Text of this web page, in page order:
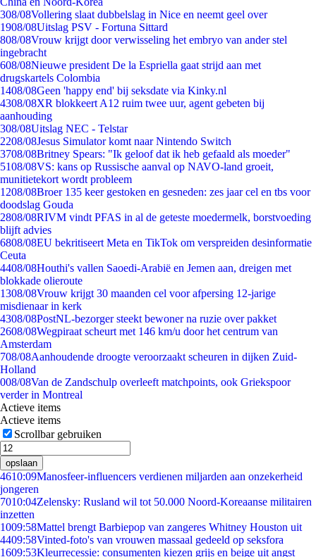
308/08Vollering slaat dubbelslag in Nice en neemt geel over
1908/08Uitslag PSV - Fortuna Sittard
808/08Vrouw krijgt door verwisseling het embryo van ander stel
ingebracht
608/08Nieuwe president De la Espriella gaat strijd aan met
drugskartels Colombia
1408/08Geen 'happy end' bij seksdate via Kinky.nl
4308/08XR blokkeert A12 ruim twee uur, agent gebeten bij
aanhouding
308/08Uitslag NEC - Telstar
2208/08Jesus Simulator komt naar Nintendo Switch
3708/08Britney Spears: "Ik geloof dat ik heb gefaald als moeder"
5108/08VS: kans op Russische aanval op NAVO-land groeit,
munitietekort wordt probleem
1208/08Broer 135 keer gestoken en gesneden: zes jaar cel en tbs voor
doodslag Gouda
2808/08RIVM vindt PFAS in al de geteste moedermelk, borstvoeding
blijft advies
6808/08EU bekritiseert Meta en TikTok om verspreiden desinformatie
Ceuta
4408/08Houthi's vallen Saoedi-Arabië en Jemen aan, dreigen met
blokkade olieroute
1308/08Vrouw krijgt 30 maanden cel voor afpersing 12-jarige
misdienaar in kerk
4308/08PostNL-bezorger steekt bewoner na ruzie over pakket
2608/08Wegpiraat scheurt met 146 km/u door het centrum van
Amsterdam
708/08Aanhoudende droogte veroorzaakt scheuren in dijken Zuid-
Holland
008/08Van de Zandschulp overleeft matchpoints, ook Griekspoor
verder in Montreal
Actieve items
Actieve items
Scrollbar gebruiken
opslaan
4610:09Manosfeer-influencers verdienen miljarden aan onzekerheid
jongeren
7010:04Zelensky: Rusland wil tot 50.000 Noord-Koreaanse militairen
inzetten
1009:58Mattel brengt Barbiepop van zangeres Whitney Houston uit
4409:58Vinted-foto's van vrouwen massaal gedeeld op seksfora
1609:53Kleurrecessie: consumenten kiezen grijs en beige uit angst